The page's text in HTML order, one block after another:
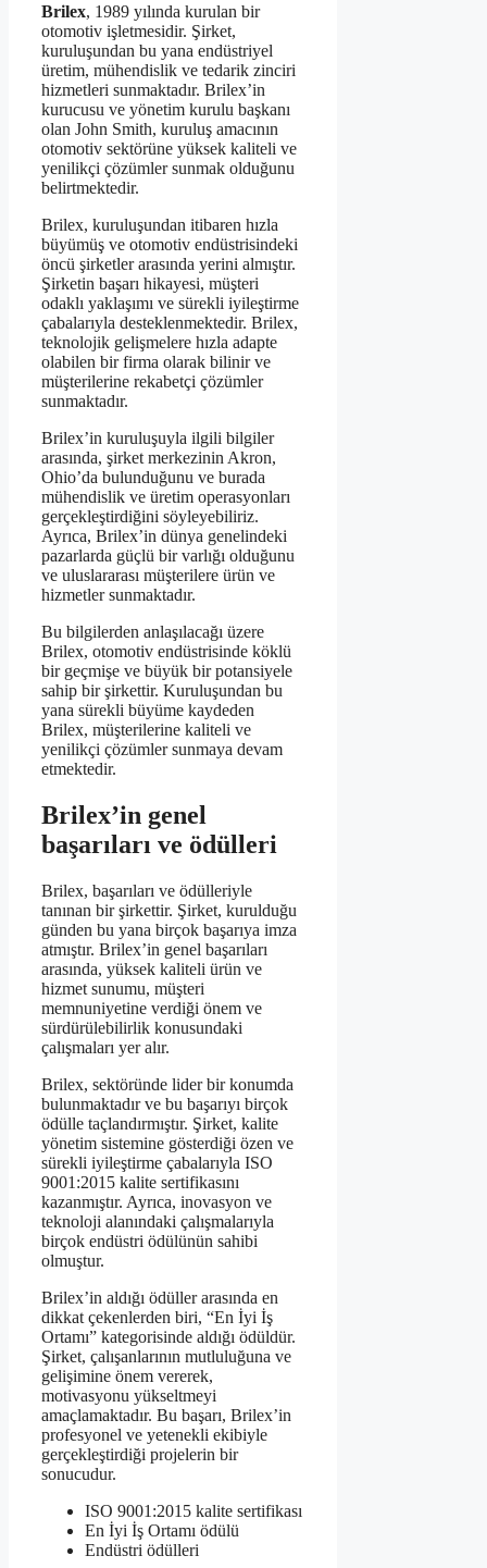
Brilex, 1989 yılında kurulan bir
otomotiv işletmesidir. Şirket,
kuruluşundan bu yana endüstriyel
üretim, mühendislik ve tedarik zinciri
hizmetleri sunmaktadır. Brilex’in
kurucusu ve yönetim kurulu başkanı
olan John Smith, kuruluş amacının
otomotiv sektörüne yüksek kaliteli ve
yenilikçi çözümler sunmak olduğunu
belirtmektedir.
Brilex, kuruluşundan itibaren hızla
büyümüş ve otomotiv endüstrisindeki
öncü şirketler arasında yerini almıştır.
Şirketin başarı hikayesi, müşteri
odaklı yaklaşımı ve sürekli iyileştirme
çabalarıyla desteklenmektedir. Brilex,
teknolojik gelişmelere hızla adapte
olabilen bir firma olarak bilinir ve
müşterilerine rekabetçi çözümler
sunmaktadır.
Brilex’in kuruluşuyla ilgili bilgiler
arasında, şirket merkezinin Akron,
Ohio’da bulunduğunu ve burada
mühendislik ve üretim operasyonları
gerçekleştirdiğini söyleyebiliriz.
Ayrıca, Brilex’in dünya genelindeki
pazarlarda güçlü bir varlığı olduğunu
ve uluslararası müşterilere ürün ve
hizmetler sunmaktadır.
Bu bilgilerden anlaşılacağı üzere
Brilex, otomotiv endüstrisinde köklü
bir geçmişe ve büyük bir potansiyele
sahip bir şirkettir. Kuruluşundan bu
yana sürekli büyüme kaydeden
Brilex, müşterilerine kaliteli ve
yenilikçi çözümler sunmaya devam
etmektedir.
Brilex’in genel
başarıları ve ödülleri
Brilex, başarıları ve ödülleriyle
tanınan bir şirkettir. Şirket, kurulduğu
günden bu yana birçok başarıya imza
atmıştır. Brilex’in genel başarıları
arasında, yüksek kaliteli ürün ve
hizmet sunumu, müşteri
memnuniyetine verdiği önem ve
sürdürülebilirlik konusundaki
çalışmaları yer alır.
Brilex, sektöründe lider bir konumda
bulunmaktadır ve bu başarıyı birçok
ödülle taçlandırmıştır. Şirket, kalite
yönetim sistemine gösterdiği özen ve
sürekli iyileştirme çabalarıyla ISO
9001:2015 kalite sertifikasını
kazanmıştır. Ayrıca, inovasyon ve
teknoloji alanındaki çalışmalarıyla
birçok endüstri ödülünün sahibi
olmuştur.
Brilex’in aldığı ödüller arasında en
dikkat çekenlerden biri, “En İyi İş
Ortamı” kategorisinde aldığı ödüldür.
Şirket, çalışanlarının mutluluğuna ve
gelişimine önem vererek,
motivasyonu yükseltmeyi
amaçlamaktadır. Bu başarı, Brilex’in
profesyonel ve yetenekli ekibiyle
gerçekleştirdiği projelerin bir
sonucudur.
ISO 9001:2015 kalite sertifikası
En İyi İş Ortamı ödülü
Endüstri ödülleri